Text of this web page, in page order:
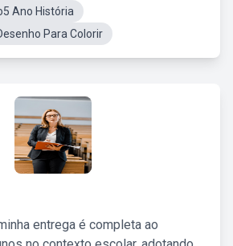
Ano História
Para Colorir
entrega é completa ao